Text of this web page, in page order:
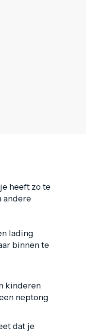
heeft zo te
andere
lading
binnen te
kinderen
neptong
dat je